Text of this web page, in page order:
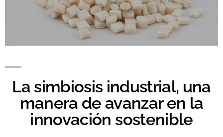
La simbiosis industrial, una
manera de avanzar en la
innovación sostenible